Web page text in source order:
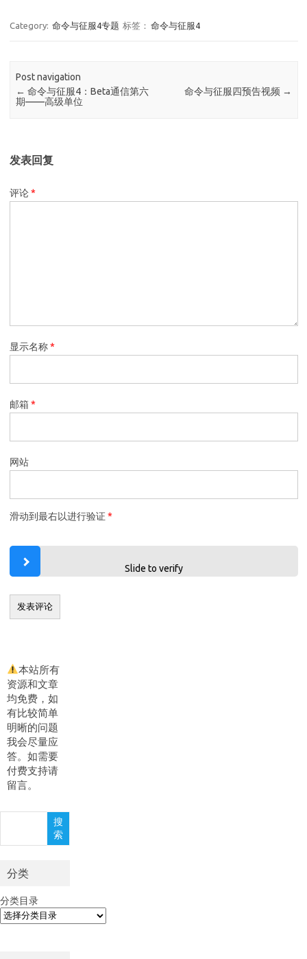
Category: 命令与征服4专题 标签： 命令与征服4
Post navigation
← 命令与征服4：Beta通信第六
期——高级单位
命令与征服四预告视频 →
发表回复
评论*
显示名称*
邮箱*
网站
滑动到最右以进行验证 *
Slide to verify
本站所有
资源和文章
均免费，如
有比较简单
明晰的问题
我会尽量应
答。如需要
付费支持请
留言。
搜
索
分类
分类目录